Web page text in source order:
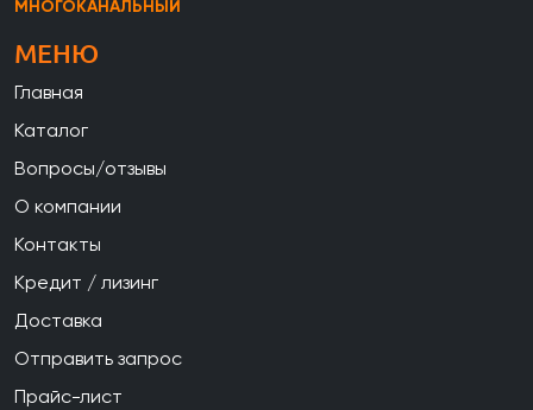
МНОГОКАНАЛЬНЫЙ
МЕНЮ
Главная
Каталог
Вопросы/отзывы
О компании
Контакты
Кредит / лизинг
Доставка
Отправить запрос
Прайс-лист